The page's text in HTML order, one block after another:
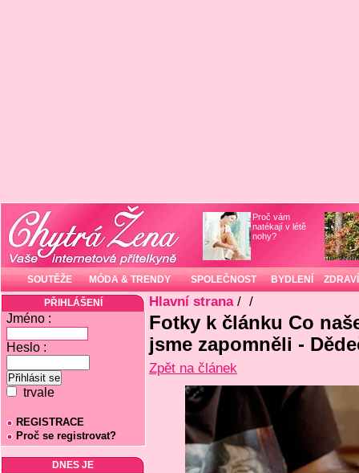
Proč vám
natékají v létě
nohy?
SOUTĚŽE MÓDA & TRENDY SPOLEČNOST BYDLENÍ ZDRAVÍ
PŘIHLÁŠENÍ
Jméno :
Heslo :
trvale
REGISTRACE
Proč se registrovat?
DNES JE
Hlavní strana/ /
Fotky k článku Co
jsme zapomněli -
Zpět na článek